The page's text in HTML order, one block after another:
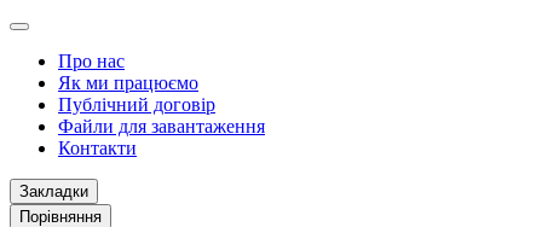
Про нас
Як ми працюємо
Публічний договір
Файли для завантаження
Контакти
Закладки
Порівняння